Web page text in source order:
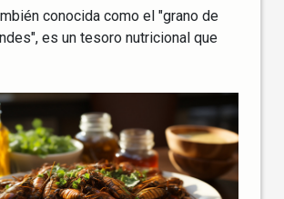
conocida como el "grano de
es un tesoro nutricional que